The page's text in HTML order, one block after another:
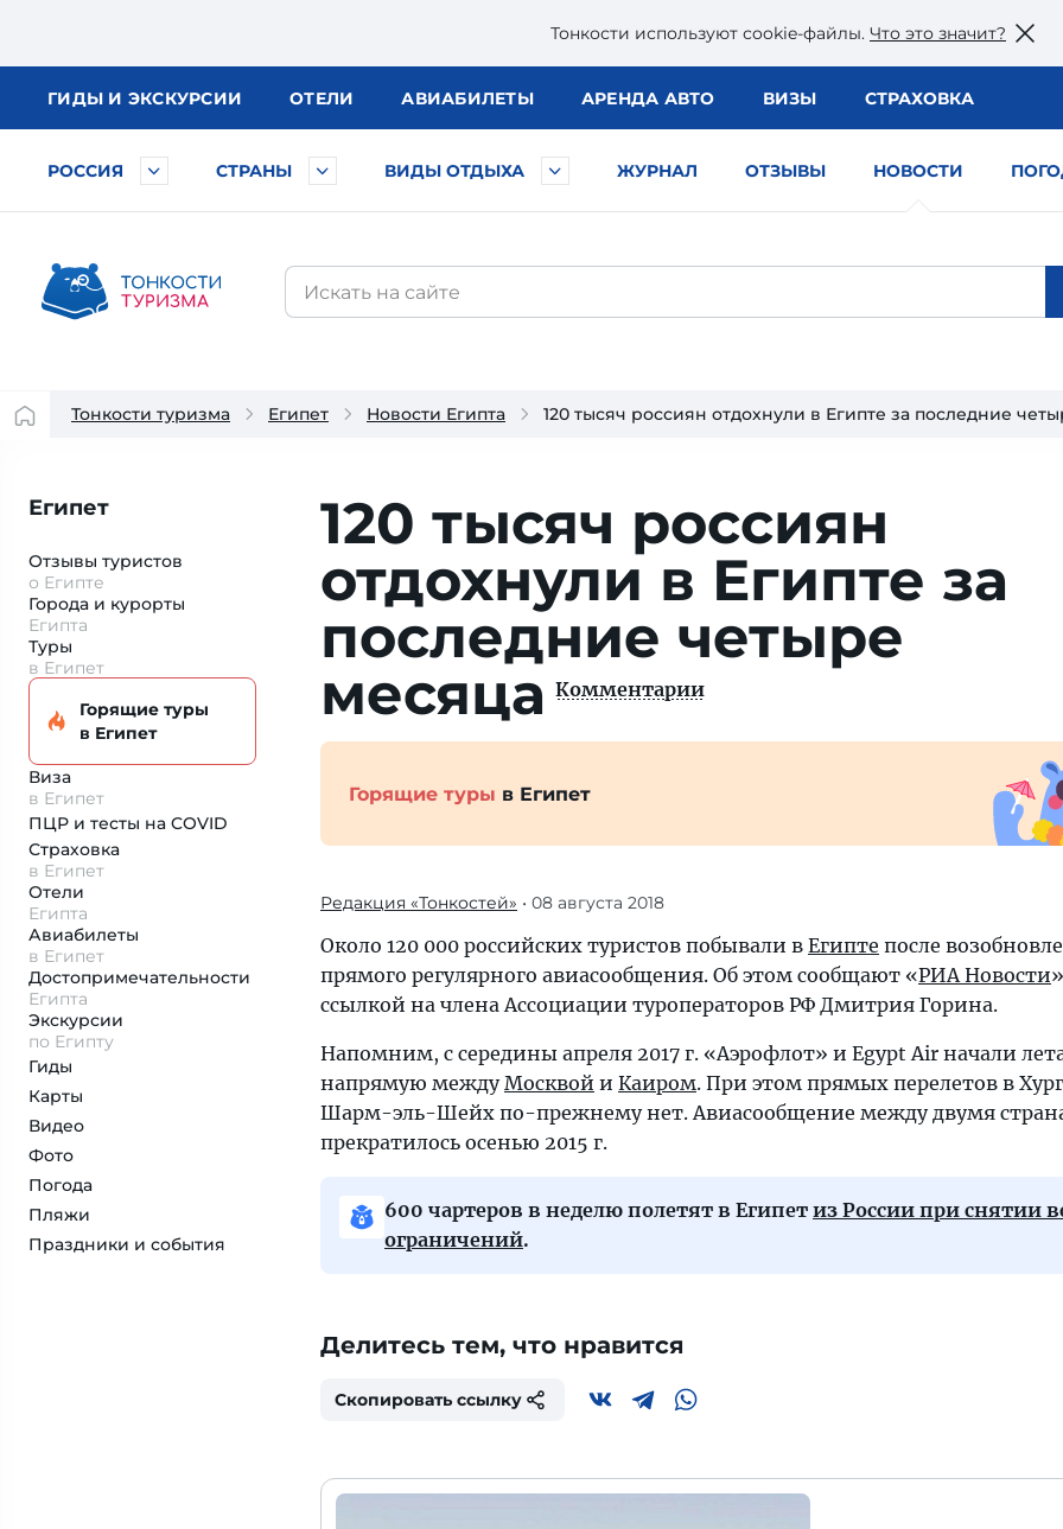
Тонкости используют сookie-файлы. Что это значит?
ГИДЫ И ЭКСКУРСИИ ОТЕЛИ АВИАБИЛЕТЫ АРЕНДА АВТО ВИЗЫ СТРАХОВКА
РОССИЯ СТРАНЫ ВИДЫ ОТДЫХА ЖУРНАЛ ОТЗЫВЫ НОВОСТИ
Тонкости туризма Египет Новости Египта 120 тысяч россиян отдохнули в Египте за последние
Египет
Отзывы туристов
о Египте
Города и курорты
Египта
Туры
в Египет
Горящие туры
в Египет
Виза
в Египет
ПЦР и тесты на COVID
Страховка
в Египет
Отели
Египта
Авиабилеты
в Египет
Достопримеча­тельности
Египта
Экскурсии
по Египту
Гиды
Карты
Видео
Фото
Погода
Пляжи
Праздники и события
120 тысяч россиян
отдохнули в Египте за
последние четыре
месяца Комментарии
Горящие туры в Египет
Редакция «Тонкостей» • 08 августа 2018
Около 120 000 российских туристов побывали в Египте после
прямого регулярного авиасообщения. Об этом сообщают «РИА Новости
ссылкой на члена Ассоциации туроператоров РФ Дмитрия Горина.
Напомним, с середины апреля 2017 г. «Аэрофлот» и Egypt Air начали
напрямую междуМосквой и Каиром. При этом прямых перелетов в
Шарм-эль-Шейх по-прежнему нет. Авиасообщение между двумя
прекратилось осенью 2015 г.
600 чартеров в неделю полетят в Египет из России при снятии
ограничений.
Делитесь тем, что нравится
Скопировать ссылку